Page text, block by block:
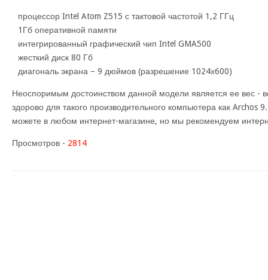
процессор Intel Atom Z515 с тактовой частотой 1,2 ГГц
1Гб оперативной памяти
интегрированный графический чип Intel GMA500
жесткий диск 80 Гб
диагональ экрана – 9 дюймов (разрешение 1024х600)
Неоспоримым достоинством данной модели является ее вес -
здорово для такого производительного компьютера как
можете в любом интернет-магазине, но мы рекомендуем
Просмотров - 2814